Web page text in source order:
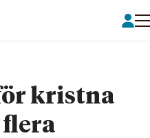
kristna
flera